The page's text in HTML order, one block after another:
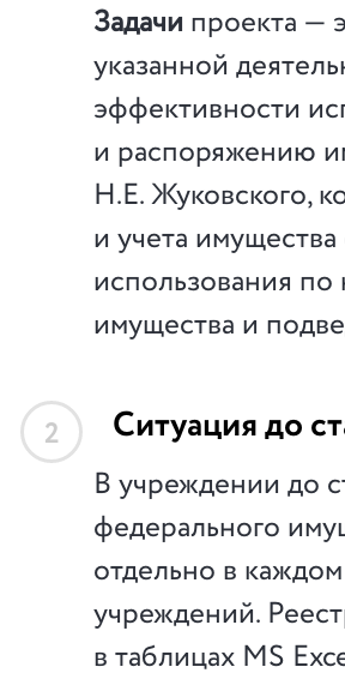
Задачи проекта —
указанной
эффективности
и распоряжению
Н.Е. Жуковского,
и учета
использования
имущества и
2 Ситуация до
В учреждении до
федерального
отдельно в
учреждений.
в таблицах MS